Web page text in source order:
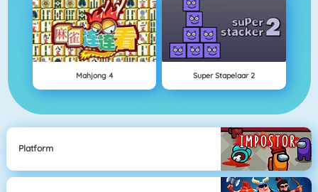
Mahjong 4 Super Stapelaar 2
Platform